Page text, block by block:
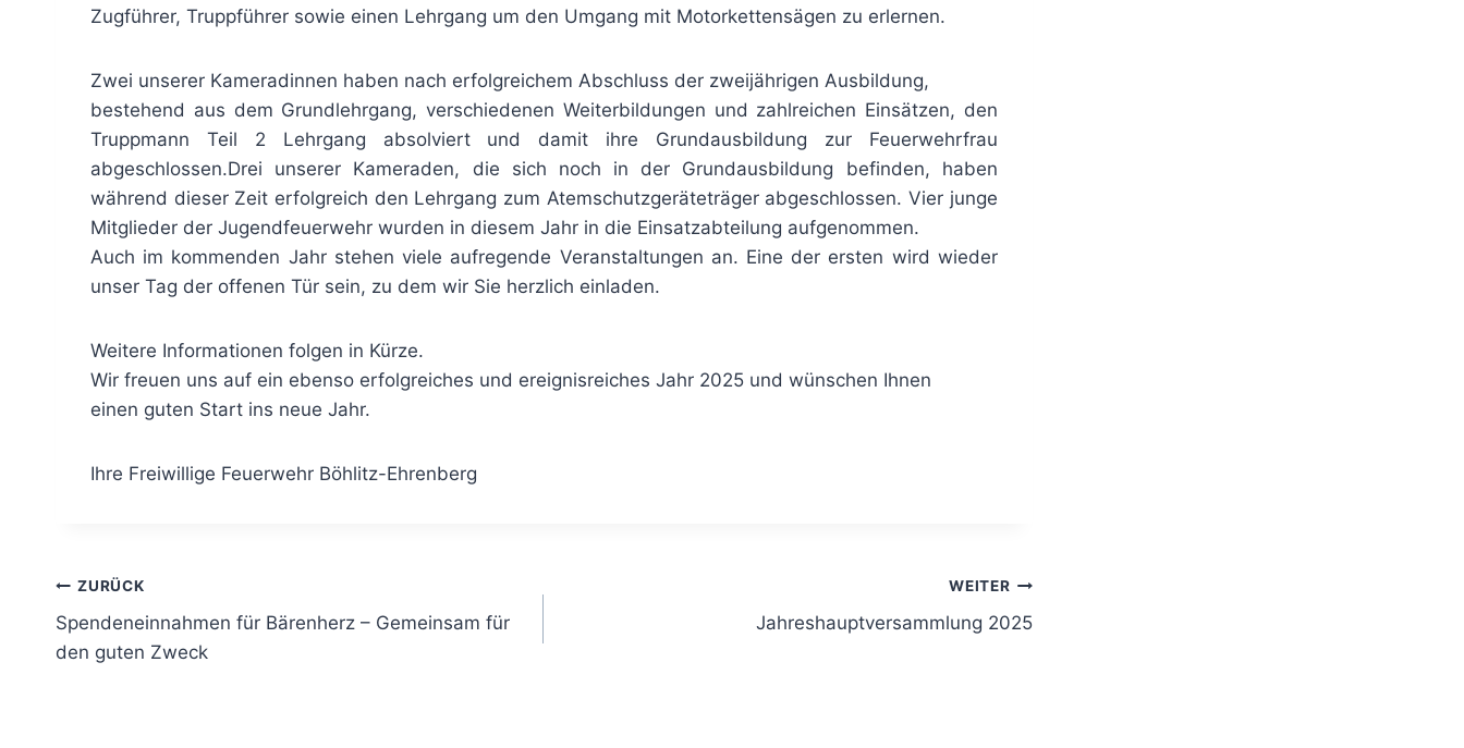
Zugführer, Truppführer sowie einen Lehrgang um den Umgang mit Motorkettensägen zu erlernen.
Zwei unserer Kameradinnen haben nach erfolgreichem Abschluss der zweijährigen Ausbildung,
bestehend aus dem Grundlehrgang, verschiedenen Weiterbildungen und zahlreichen Einsätzen, den
Truppmann Teil 2 Lehrgang absolviert und damit ihre Grundausbildung zur Feuerwehrfrau
abgeschlossen.Drei unserer Kameraden, die sich noch in der Grundausbildung befinden, haben
während dieser Zeit erfolgreich den Lehrgang zum Atemschutzgeräteträger abgeschlossen. Vier junge
Mitglieder der Jugendfeuerwehr wurden in diesem Jahr in die Einsatzabteilung aufgenommen.
Auch im kommenden Jahr stehen viele aufregende Veranstaltungen an. Eine der ersten wird wieder
unser Tag der offenen Tür sein, zu dem wir Sie herzlich einladen.
Weitere Informationen folgen in Kürze.
Wir freuen uns auf ein ebenso erfolgreiches und ereignisreiches Jahr 2025 und wünschen Ihnen
einen guten Start ins neue Jahr.
Ihre Freiwillige Feuerwehr Böhlitz-Ehrenberg
Beitragsnavigation
ZURÜCK
Spendeneinnahmen für Bärenherz – Gemeinsam für
den guten Zweck
WEITER
Jahreshauptversammlung 2025